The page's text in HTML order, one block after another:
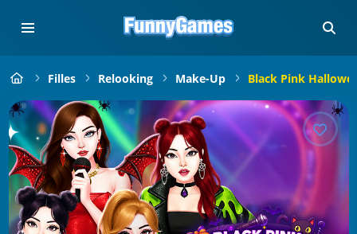
Filles Relooking Make-Up Black Pink